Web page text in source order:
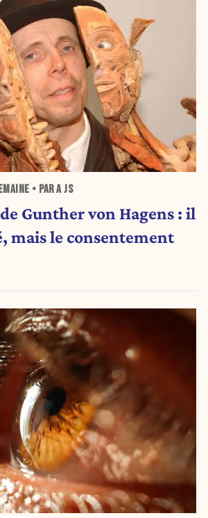
• PAR A JS
Gunther von Hagens : il
mais le consentement